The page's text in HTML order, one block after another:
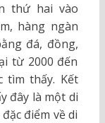
thứ hai vào
hàng ngàn
đá, đồng,
từ 2000 đến
tìm thấy. Kết
đây là một di
điểm về di